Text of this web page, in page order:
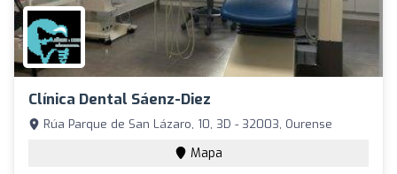
Clínica Dental Sáenz-Diez
Rúa Parque de San Lázaro, 10, 3D - 32003, Ourense
Mapa